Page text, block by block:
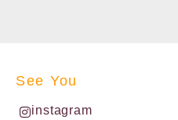
See You
instagram